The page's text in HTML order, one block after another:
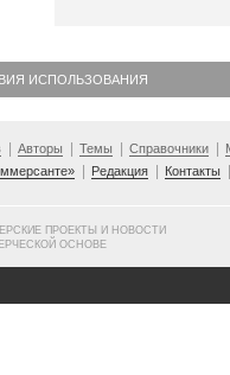
ИСПОЛЬЗОВАНИЯ
Авторы Темы Справочники
Редакция Контакты
ПРОЕКТЫ И НОВОСТИ
ОСНОВЕ